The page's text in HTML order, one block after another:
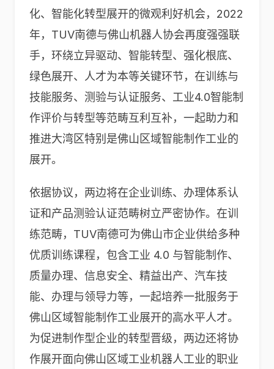
化、智能化转型展开的微观利好机会，2022
年，TUV南德与佛山机器人协会再度强强联
手，环绕立异驱动、智能转型、强化根底、
绿色展开、人才为本等关键环节，在训练与
技能服务、测验与认证服务、工业4.0智能制
作评价与转型等范畴互利互补，一起助力和
推进大湾区特别是佛山区域智能制作工业的
展开。
依据协议，两边将在企业训练、办理体系认
证和产品测验认证范畴树立严密协作。在训
练范畴，TUV南德可为佛山市企业供给多种
优质训练课程，包含工业 4.0 与智能制作、
质量办理、信息安全、精益出产、汽车技
能、办理与领导力等，一起培养一批服务于
佛山区域智能制作工业展开的高水平人才。
为促进制作型企业的转型晋级，两边还将协
作展开面向佛山区域工业机器人工业的职业